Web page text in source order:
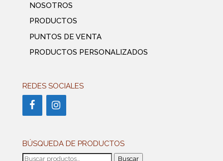
NOSOTROS
PRODUCTOS
PUNTOS DE VENTA
PRODUCTOS PERSONALIZADOS
REDES SOCIALES
BÚSQUEDA DE PRODUCTOS
Buscar
Buscar